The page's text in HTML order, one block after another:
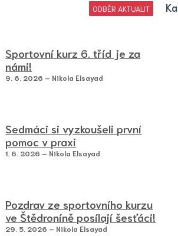
ODBĚR AKTUALIT
Sportovní kurz 6. tříd je za
námi!
9. 6. 2026 – Nikola Elsayad
Sedmáci si vyzkoušeli první
pomoc v praxi
1. 6. 2026 – Nikola Elsayad
Pozdrav ze sportovního kurzu
ve Štědroníně posílají šesťáci!
29. 5. 2026 – Nikola Elsayad